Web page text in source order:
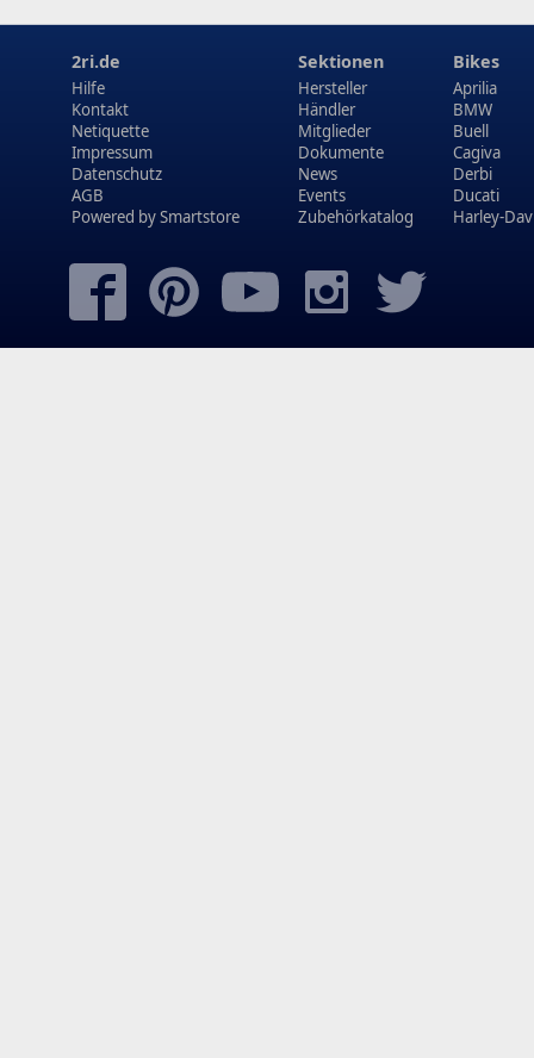
2ri.de
Hilfe
Kontakt
Netiquette
Impressum
Datenschutz
AGB
Powered bySmartstore
Sektionen
Hersteller
Händler
Mitglieder
Dokumente
News
Events
Zubehörkatalog
Bikes
Aprilia
BMW
Buell
Cagiva
Derbi
Ducati
Harley-